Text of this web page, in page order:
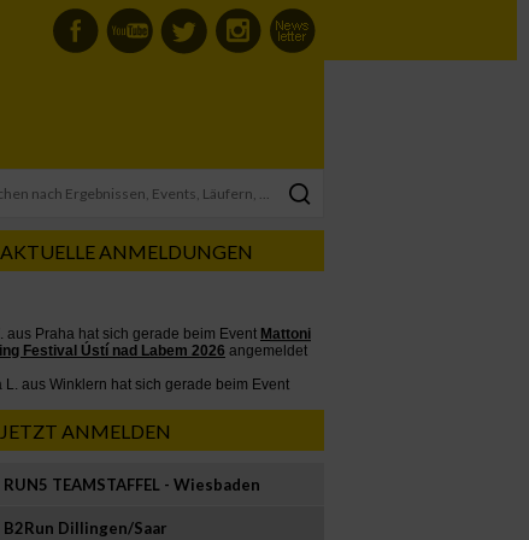
AKTUELLE ANMELDUNGEN
JETZT ANMELDEN
RUN5 TEAMSTAFFEL - Wiesbaden
B2Run Dillingen/Saar